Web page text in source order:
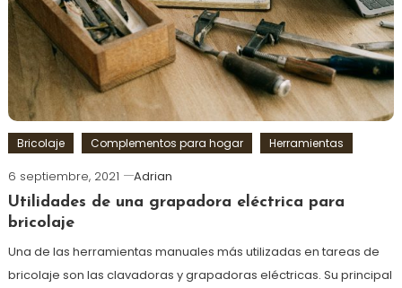
Bricolaje Complementos para hogar Herramientas
6 septiembre, 2021
Adrian
Utilidades de una grapadora eléctrica para
bricolaje
Una de las herramientas manuales más utilizadas en tareas de
bricolaje son las clavadoras y grapadoras eléctricas. Su principal